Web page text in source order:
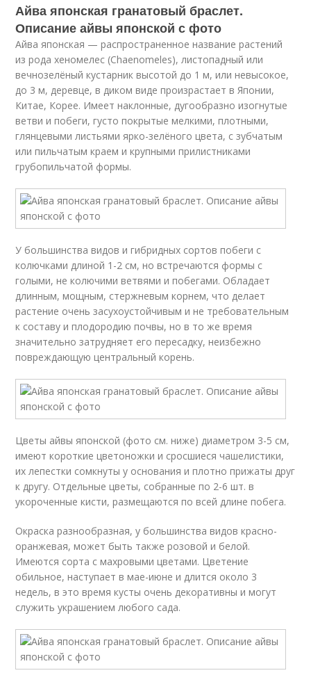
Айва японская гранатовый браслет.
Описание айвы японской с фото
Айва японская — распространенное название растений
из рода хеномелес (Chaenomeles), листопадный или
вечнозелёный кустарник высотой до 1 м, или невысокое,
до 3 м, деревце, в диком виде произрастает в Японии,
Китае, Корее. Имеет наклонные, дугообразно изогнутые
ветви и побеги, густо покрытые мелкими, плотными,
глянцевыми листьями ярко-зелёного цвета, с зубчатым
или пильчатым краем и крупными прилистниками
грубопильчатой формы.
У большинства видов и гибридных сортов побеги с
колючками длиной 1-2 см, но встречаются формы с
голыми, не колючими ветвями и побегами. Обладает
длинным, мощным, стержневым корнем, что делает
растение очень засухоустойчивым и не требовательным
к составу и плодородию почвы, но в то же время
значительно затрудняет его пересадку, неизбежно
повреждающую центральный корень.
Цветы айвы японской (фото см. ниже) диаметром 3-5 см,
имеют короткие цветоножки и сросшиеся чашелистики,
их лепестки сомкнуты у основания и плотно прижаты друг
к другу. Отдельные цветы, собранные по 2-6 шт. в
укороченные кисти, размещаются по всей длине побега.
Окраска разнообразная, у большинства видов красно-
оранжевая, может быть также розовой и белой.
Имеются сорта с махровыми цветами. Цветение
обильное, наступает в мае-июне и длится около 3
недель, в это время кусты очень декоративны и могут
служить украшением любого сада.